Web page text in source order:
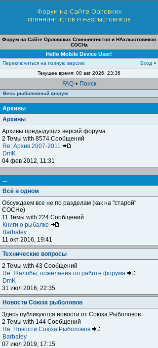
Форум на Сайте Орловских Спиннингистов и НАхлыстовиков
СОСНа
Hello Mobile Device User!
Переключиться на полную версию Вход •
Текущее время: 08 авг 2026, 23:36
FAQ • Поиск
Весь рыболовный форум
Архивы
Архивы
Архивы предыдущих версий форума
2 Темы with 8574 Сообщений
Re: Архив 2007-2011
DmK
04 фев 2012, 11:31
...
Всё в одном
Обсуждаем все не по разделам (как на "старой"
СОСНе)
11 Темы with 224 Сообщений
Книги о рыбалке
Barbaley
11 окт 2016, 19:41
Технические вопросы
2 Темы with 43 Сообщений
Re: Жалобы, пожелания по работе форума
DmK
31 июл 2016, 22:35
Новости Союза рыболовов
Здесь публикуются новости от Союза Рыболовов
2 Темы with 144 Сообщений
Re: Новости Союза Рыболовов
Barbaley
07 июл 2019, 17:15